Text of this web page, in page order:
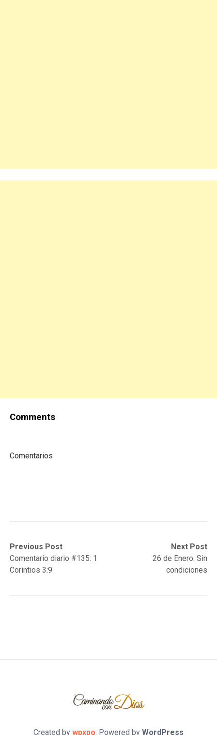
Comments
Comentarios
Post
navigation
Previous Post
Previous
post:Comentario diario #135: 1
Corintios 3:9
Next Post
Next
post:
26 de Enero: Sin
condiciones
Created by wpxpo. Powered by WordPress